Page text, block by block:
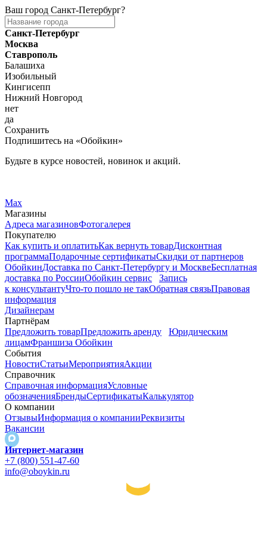
Ваш город Санкт-Петербург?
Санкт-Петербург
Москва
Ставрополь
Балашиха
Изобильный
Кингисепп
Нижний Новгород
нет
да
Сохранить
Подпишитесь на «Обойкин»
Будьте в курсе новостей, новинок и акций.
Max
Магазины
Адреса магазиновФотогалерея
Покупателю
Как купить и оплатитьКак вернуть товарДисконтная
программаПодарочные сертификатыСкидки от партнеров
ОбойкинДоставка по Санкт-Петербургу и МосквеБесплатная
доставка по РоссииОбойкин сервис
Запись
к консультантуЧто-то пошло не такОбратная связьПравовая
информация
Дизайнерам
Партнёрам
Предложить товарПредложить аренду
Юридическим
лицамФраншиза Обойкин
События
НовостиСтатьиМероприятияАкции
Справочник
Справочная информацияУсловные
обозначенияБрендыСертификатыКалькулятор
О компании
ОтзывыИнформация о компанииРеквизиты
Вакансии
Интернет-магазин
+7 (800) 551-47-60
info@oboykin.ru